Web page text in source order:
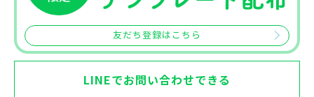
友だち登録はこちら
LINEでお問い合わせできる